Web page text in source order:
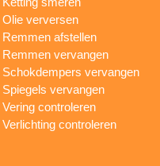
Olie verversen
Remmen afstellen
Remmen vervangen
Schokdempers vervangen
Spiegels vervangen
Vering controleren
Verlichting controleren